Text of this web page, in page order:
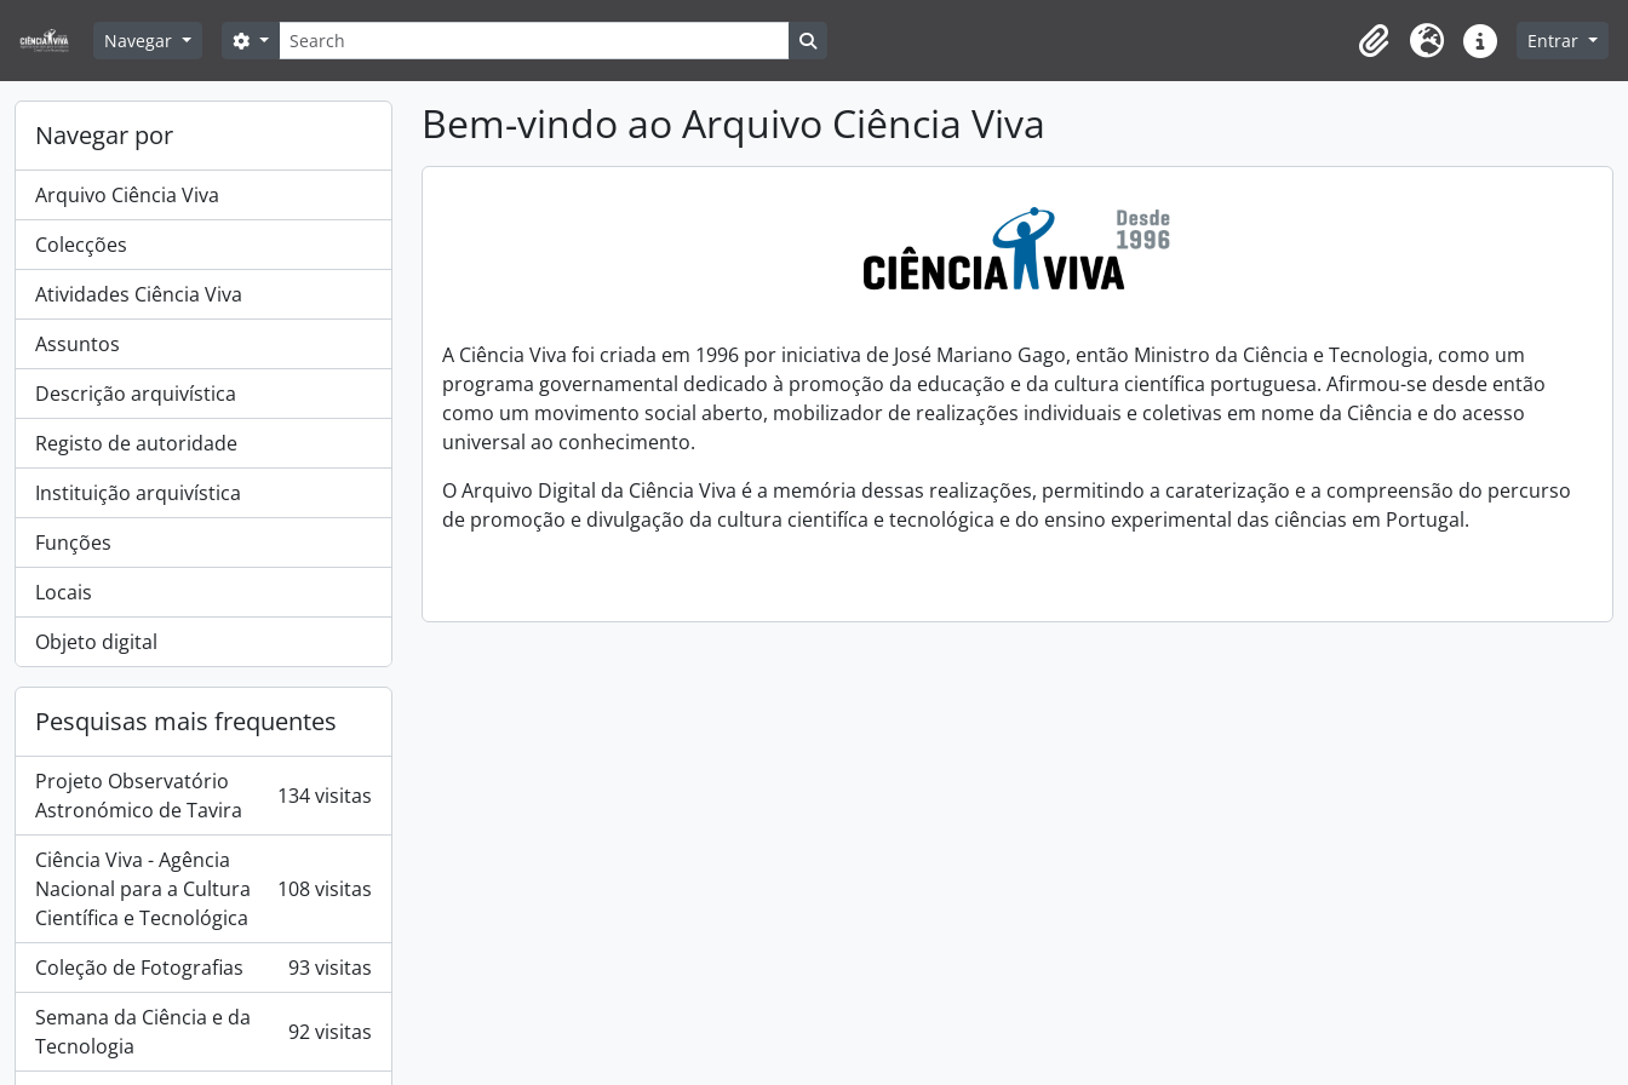
Navegar
Pesquisar
Search options
Clipboard
Idioma Ligações rápidas
Entrar
Navegar por
Arquivo Ciência Viva
Colecções
Atividades Ciência Viva
Assuntos
Descrição arquivística
Registo de autoridade
Instituição arquivística
Funções
Locais
Objeto digital
Pesquisas mais frequentes
Projeto Observatório
Astronómico de Tavira
134 visitas
Ciência Viva - Agência
Nacional para a Cultura
Científica e Tecnológica
108 visitas
Coleção de Fotografias
93 visitas
Semana da Ciência e da
Tecnologia
92 visitas
Bem-vindo ao Arquivo Ciência Viva
A Ciência Viva foi criada em 1996 por iniciativa de José Mariano Gago, então Ministro da Ciência e Tecnologia, como um
programa governamental dedicado à promoção da educação e da cultura científica portuguesa. Afirmou-se desde então
como um movimento social aberto, mobilizador de realizações individuais e coletivas em nome da Ciência e do acesso
universal ao conhecimento.
O Arquivo Digital da Ciência Viva é a memória dessas realizações, permitindo a caraterização e a compreensão do percurso
de promoção e divulgação da cultura cientifíca e tecnológica e do ensino experimental das ciências em Portugal.